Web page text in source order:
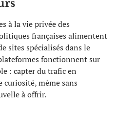
à la vie privée des
françaises alimentent
sites spécialisés dans le
fonctionnent sur
: capter du trafic en
curiosité, même sans
à offrir.